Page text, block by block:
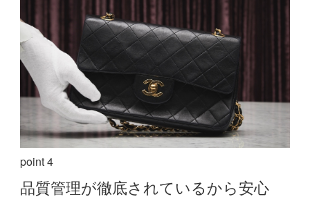
point 4
品質管理が徹底されているから安心